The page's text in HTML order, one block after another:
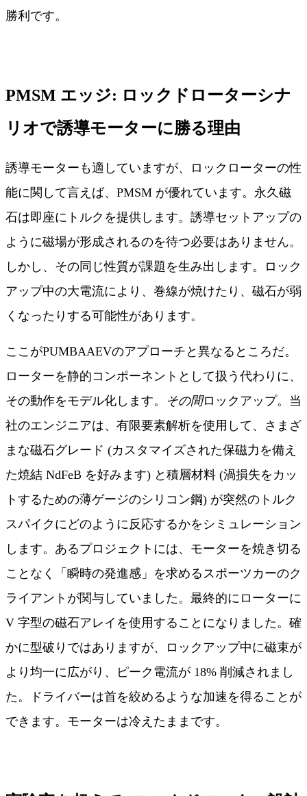
勝利です。
PMSM エッジ: ロックドローターシナ
リオで誘導モーターに勝る理由
誘導モーターも適していますが、ロックローターの性
能に関して言えば、PMSM が優れています。永久磁
石は即座にトルクを提供します。誘導セットアップの
ように磁場が形成されるのを待つ必要はありません。
しかし、その同じ性質が課題を生み出します。ロック
アップ中の大電流により、巻線が焼けたり、磁石が弱
くなったりする可能性があります。
ここがPUMBAAEVのアプローチと異なるところだ。
ローターを静的コンポーネントとして扱う代わりに、
その動作をモデル化します。
その間ロックアップ。当
社のエンジニアは、有限要素解析を使用して、さまざ
まな磁石グレード (カスタマイズされた保磁力を備え
た焼結 NdFeB を好みます) と積層材料 (渦損失をカッ
トするための薄ゲージのシリコン鋼) が突然のトルク
スパイクにどのように反応するかをシミュレーション
します。あるプロジェクトには、モーターを焼き切る
ことなく「瞬時の発進感」を求めるスポーツカーのク
ライアントが関与していました。最終的にローターに
V 字型の磁石アレイを使用することになりました。確
かに型破りではありますが、ロックアップ中に磁束が
より均一に広がり、ピーク電流が 18% 削減されまし
た。ドライバーは首を絞めるような加速を得ることが
できます。モーターは冷えたままです。